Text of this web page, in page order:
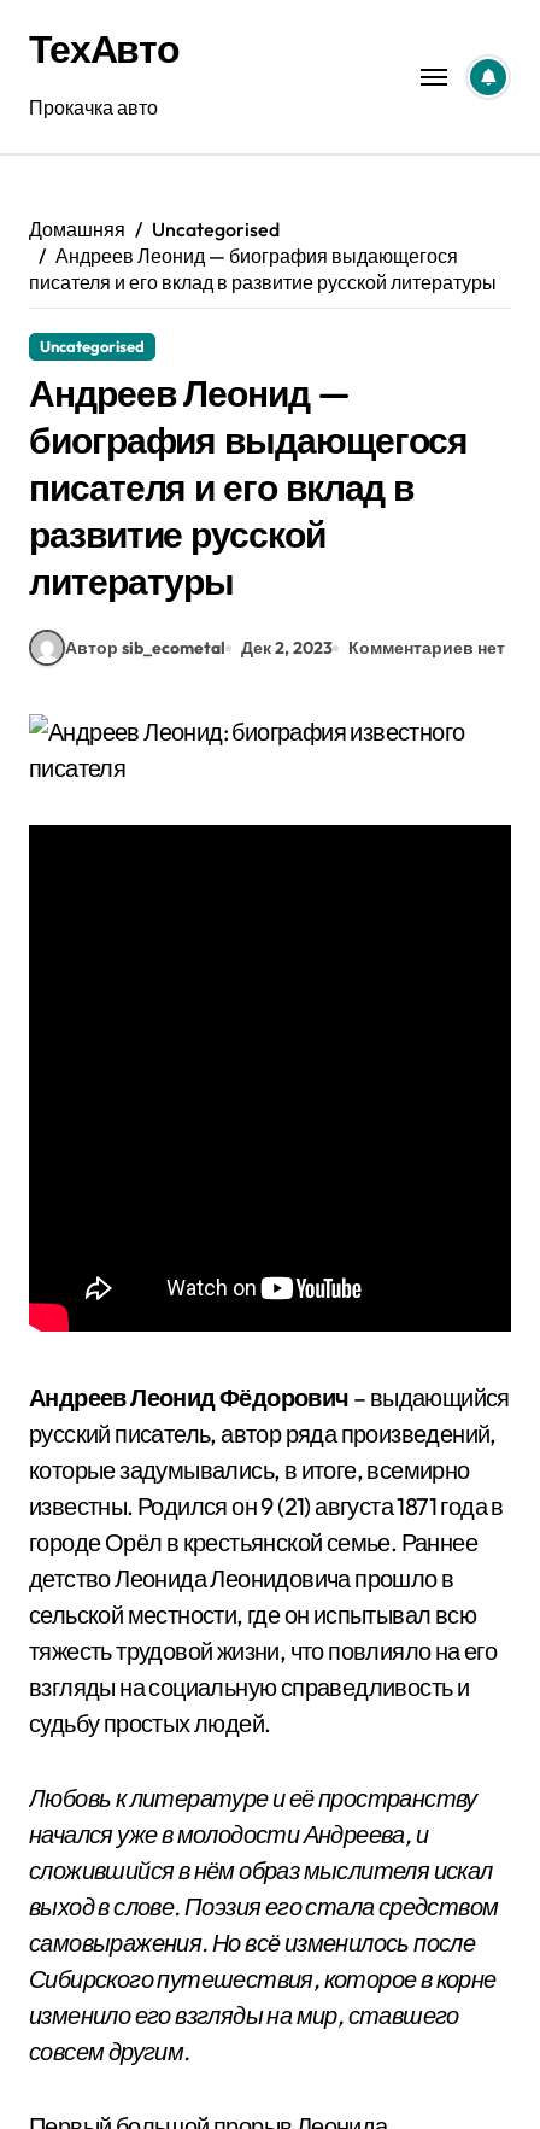
содержанию
ТехАвто
Прокачка авто
Домашняя
Uncategorised
Андреев Леонид — биография выдающегося
писателя и его вклад в развитие русской литературы
Uncategorised
Андреев Леонид —
биография выдающегося
писателя и его вклад в
развитие русской
литературы
Автор sib_ecometal Дек 2, 2023 Комментариев нет
Андреев Леонид Фёдорович – выдающийся
русский писатель, автор ряда произведений,
которые задумывались, в итоге, всемирно
известны. Родился он 9 (21) августа 1871 года в
городе Орёл в крестьянской семье. Раннее
детство Леонида Леонидовича прошло в
сельской местности, где он испытывал всю
тяжесть трудовой жизни, что повлияло на его
взгляды на социальную справедливость и
судьбу простых людей.
Любовь к литературе и её пространству
начался уже в молодости Андреева, и
сложившийся в нём образ мыслителя искал
выход в слове. Поэзия его стала средством
самовыражения. Но всё изменилось после
Сибирского путешествия, которое в корне
изменило его взгляды на мир, ставшего
совсем другим.